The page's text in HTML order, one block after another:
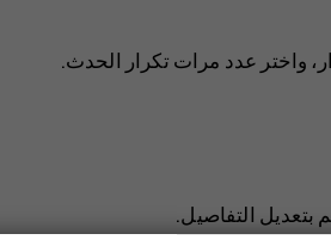
، واختر عدد مرات تكرار الحدث.
بتعديل التفاصيل.